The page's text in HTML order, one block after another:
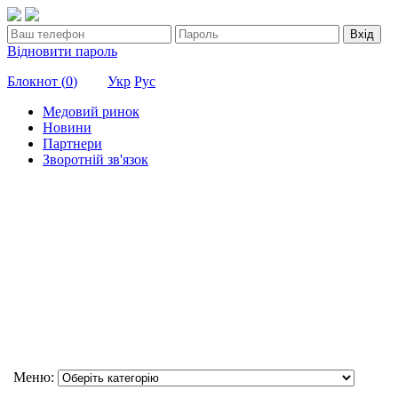
Вхід
Відновити пароль
Блокнот (0) Укр Рус
Медовий ринок
Новини
Партнери
Зворотній зв'язок
Меню: